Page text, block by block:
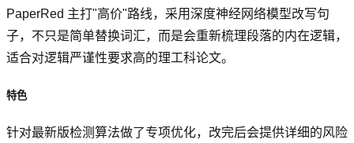
PaperRed 主打"高价"路线，采用深度神经网络模型改写句
子，不只是简单替换词汇，而是会重新梳理段落的内在逻辑，
适合对逻辑严谨性要求高的理工科论文。
特色
针对最新版检测算法做了专项优化，改完后会提供详细的风险